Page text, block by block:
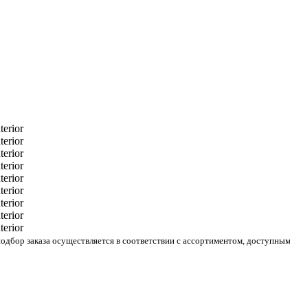
заказа осуществляется в соответствии с ассортиментом,